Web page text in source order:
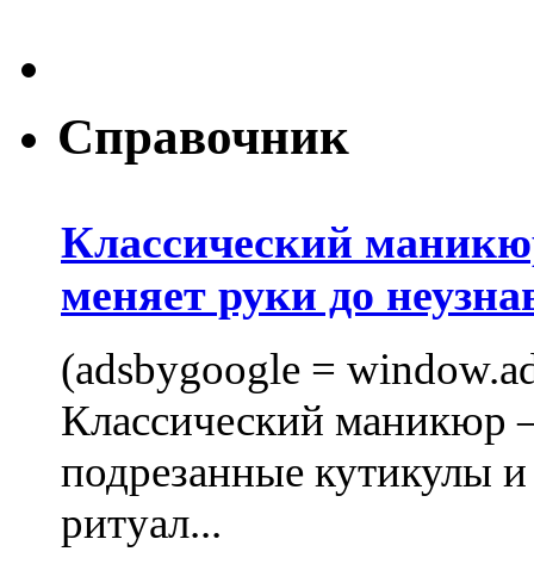
Справочник
Классический
меняет руки до
(adsbygoogle =
Классический маникюр
подрезанные кутикулы
ритуал...